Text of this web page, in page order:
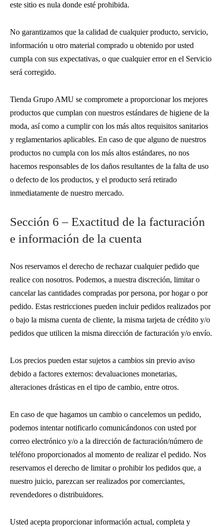
este sitio es nula donde esté prohibida.
No garantizamos que la calidad de cualquier producto, servicio,
información u otro material comprado u obtenido por usted
cumpla con sus expectativas, o que cualquier error en el Servicio
será corregido.
Tienda Grupo AMU se compromete a proporcionar los mejores
productos que cumplan con nuestros estándares de higiene de la
moda, así como a cumplir con los más altos requisitos sanitarios
y reglamentarios aplicables. En caso de que alguno de nuestros
productos no cumpla con los más altos estándares, no nos
hacemos responsables de los daños resultantes de la falta de uso
o defecto de los productos, y el producto será retirado
inmediatamente de nuestro mercado.
Sección 6 – Exactitud de la facturación
e información de la cuenta
Nos reservamos el derecho de rechazar cualquier pedido que
realice con nosotros. Podemos, a nuestra discreción, limitar o
cancelar las cantidades compradas por persona, por hogar o por
pedido. Estas restricciones pueden incluir pedidos realizados por
o bajo la misma cuenta de cliente, la misma tarjeta de crédito y/o
pedidos que utilicen la misma dirección de facturación y/o envío.
Los precios pueden estar sujetos a cambios sin previo aviso
debido a factores externos: devaluaciones monetarias,
alteraciones drásticas en el tipo de cambio, entre otros.
En caso de que hagamos un cambio o cancelemos un pedido,
podemos intentar notificarlo comunicándonos con usted por
correo electrónico y/o a la dirección de facturación/número de
teléfono proporcionados al momento de realizar el pedido. Nos
reservamos el derecho de limitar o prohibir los pedidos que, a
nuestro juicio, parezcan ser realizados por comerciantes,
revendedores o distribuidores.
Usted acepta proporcionar información actual, completa y